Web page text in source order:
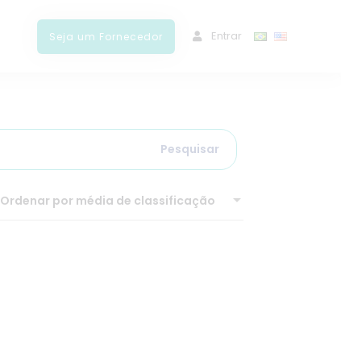
Seja um Fornecedor ﾠEntrar
Pesquisar
Ordenar por média de classificação